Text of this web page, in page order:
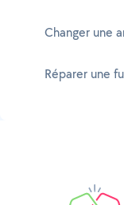
Changer une
Réparer une